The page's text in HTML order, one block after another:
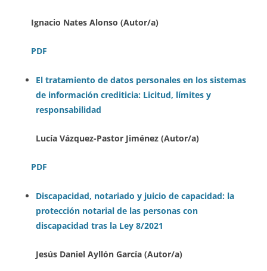
Ignacio Nates Alonso (Autor/a)
PDF
El tratamiento de datos personales en los sistemas
de información crediticia: Licitud, límites y
responsabilidad
Lucía Vázquez-Pastor Jiménez (Autor/a)
PDF
Discapacidad, notariado y juicio de capacidad: la
protección notarial de las personas con
discapacidad tras la Ley 8/2021
Jesús Daniel Ayllón García (Autor/a)